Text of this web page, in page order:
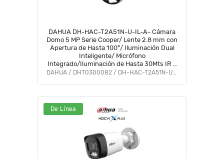
DAHUA DH-HAC-T2A51N-U-IL-A- Cámara
Domo 5 MP Serie Cooper/ Lente 2.8 mm con
Apertura de Hasta 100°/ Iluminación Dual
Inteligente/ Micrófono
Integrado/Iluminación de Hasta 30Mts IR +
20Mts Luz Calida/Metal/IP67/Para
DAHUA / DHT0300082 / DH-HAC-T2A51N-U-IL-A
De Línea